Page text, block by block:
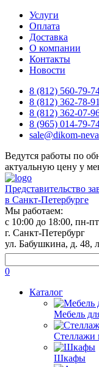
Услуги
Оплата
Доставка
О компании
Контакты
Новости
8 (812) 560-79-
8 (812) 362-78-91
8 (812) 362-07-
8 (965) 014-79-
sale@dikom-
Ведутся работы по
актуальную цену у
Представительство
в Санкт-Петербурге
Мы работаем:
с 10:00 до 18:00, пн-пт
г. Санкт-Петербург
ул. Бабушкина, д. 48,
0
Каталог
Мебель
Стеллажи
Шкафы